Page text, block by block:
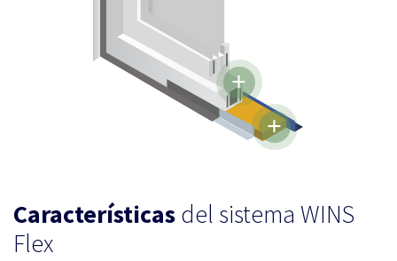
Característicasdel sistema WINS
Flex